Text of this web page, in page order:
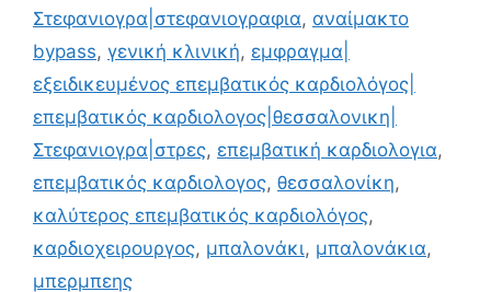
Στεφανιογρα|στεφανιογραφια, αναίμακτο
bypass, γενική κλινική, εμφραγμα|
εξειδικευμένος επεμβατικός καρδιολόγος|
επεμβατικός καρδιολογος|θεσσαλονικη|
Στεφανιογρα|στρες, επεμβατική καρδιολογια,
επεμβατικός καρδιολογος, θεσσαλονίκη,
καλύτερος επεμβατικός καρδιολόγος,
καρδιοχειρουργος, μπαλονάκι, μπαλονάκια,
μπερμπεης